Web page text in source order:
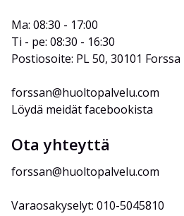
Ma: 08:30 - 17:00
Ti - pe: 08:30 - 16:30
Postiosoite: PL 50, 30101 Forssa
forssan@huoltopalvelu.com
Löydä meidät facebookista
Ota yhteyttä
forssan@huoltopalvelu.com
Varaosakyselyt: 010-5045810